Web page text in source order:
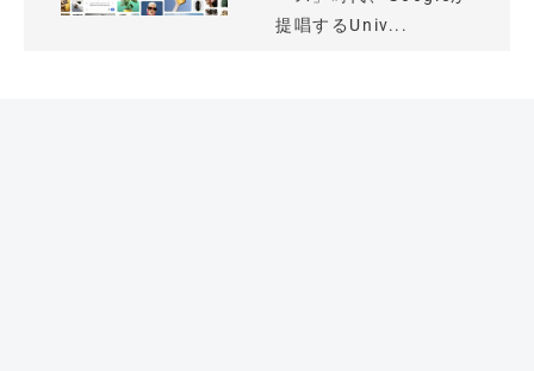
提唱するUniv...